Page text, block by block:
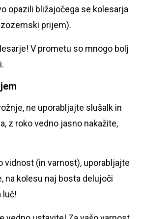
opazili bližajočega se kolesarja
prijem).
V prometu so mnogo bolj
ne uporabljajte slušalk in
z roko vedno jasno nakažite,
vidnost (in varnost), uporabljajte
na kolesu naj bosta delujoči
luč!